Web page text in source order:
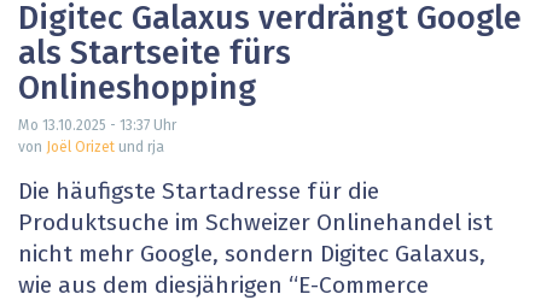
Digitec Galaxus verdrängt Google
als Startseite fürs
Onlineshopping
Mo 13.10.2025 - 13:37 Uhr
von
Joël Orizet und rja
Die häufigste Startadresse für die
Produktsuche im Schweizer Onlinehandel ist
nicht mehr Google, sondern Digitec Galaxus,
wie aus dem diesjährigen “E-Commerce